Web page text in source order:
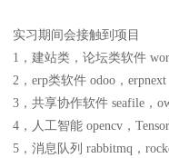
实习期间会接触到项目
1，建站类，论坛类软件
2，erp类软件 odoo，erpnext
3，共享协作软件 seafile，
4，人工智能 opencv，
5，消息队列 rabbitmq，